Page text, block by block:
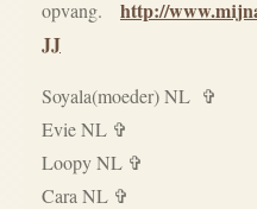
opvang. http://
JJ
Soyala(moeder) NL ✞
Evie NL ✞
Loopy NL ✞
Cara NL ✞